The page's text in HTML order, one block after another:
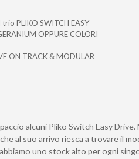
PLIKO SWITCH EASY
OPPURE COLORI
ON TRACK & MODULAR
alcuni Pliko Switch Easy Drive.
al suo arrivo riesca a trovare il
uno stock alto per ogni